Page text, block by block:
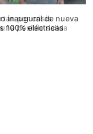
por crisis
posible salida